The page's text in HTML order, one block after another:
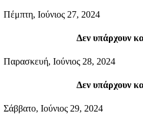
Πέμπτη, Ιούνιος 27, 2024
Δεν υπάρχουν
Παρασκευή, Ιούνιος 28, 2024
Δεν υπάρχουν
Σάββατο, Ιούνιος 29, 2024